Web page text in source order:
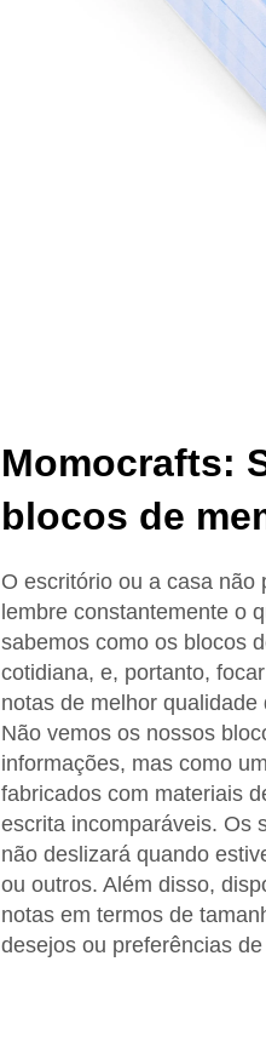
Momocrafts:
blocos de
O escritório ou a casa não
lembre constantemente o
sabemos como os blocos
cotidiana, e, portanto,
notas de melhor qualidade
Não vemos os nossos
informações, mas como
fabricados com materiais
escrita incomparáveis. Os
não deslizará quando
ou outros. Além disso,
notas em termos de
desejos ou preferências